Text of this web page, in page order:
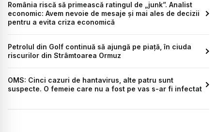
România riscă să primească ratingul de „junk”. Analist
economic: Avem nevoie de mesaje și mai ales de decizii
pentru a evita criza economică
Petrolul din Golf continuă să ajungă pe piață, în ciuda
riscurilor din Strâmtoarea Ormuz
OMS: Cinci cazuri de hantavirus, alte patru sunt
suspecte. O femeie care nu a fost pe vas s-ar fi infectat